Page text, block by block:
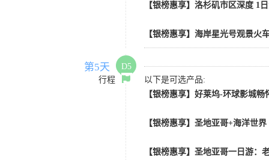
【银榜惠享】洛杉矶市区深度 1
【银榜惠享】海岸星光号观景火
第5天
D5
行程
以下是可选产品:
【银榜惠享】好莱坞-环球影城
【银榜惠享】圣地亚哥+海洋世
【银榜惠享】圣地亚哥一日游：